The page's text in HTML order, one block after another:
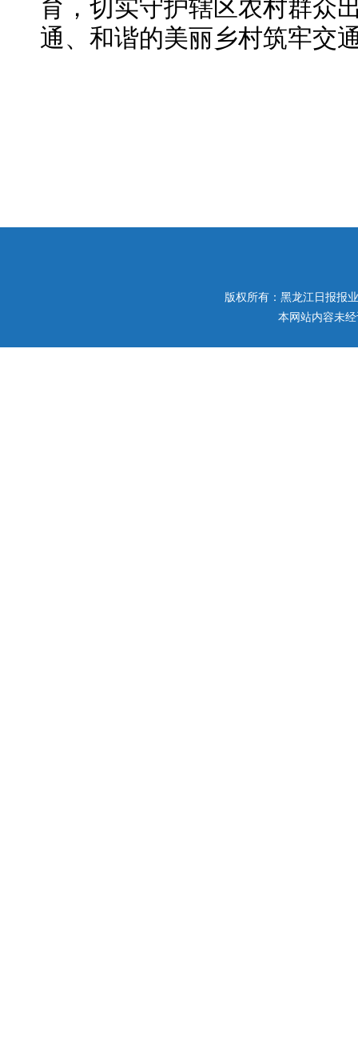
育，切实守护辖区农村群众
通、和谐的美丽乡村筑牢交
版权所有：黑龙江日报报
本网站内容未